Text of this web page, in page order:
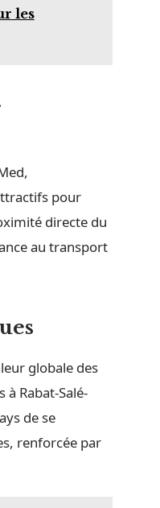
les
pour
directe du
au transport
globale des
Rabat-Salé-
de se
renforcée par